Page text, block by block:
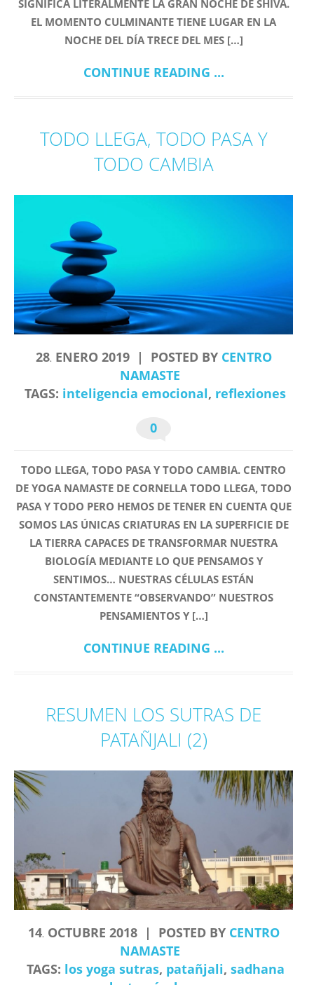
SIGNIFICA LITERALMENTE LA GRAN NOCHE DE SHIVA.
EL MOMENTO CULMINANTE TIENE LUGAR EN LA
NOCHE DEL DÍA TRECE DEL MES […]
CONTINUE READING ...
TODO LLEGA, TODO PASA Y
TODO CAMBIA
28. ENERO 2019 POSTED BY CENTRO
NAMASTE
TAGS: inteligencia emocional, reflexiones
0
TODO LLEGA, TODO PASA Y TODO CAMBIA. CENTRO
DE YOGA NAMASTE DE CORNELLA TODO LLEGA, TODO
PASA Y TODO PERO HEMOS DE TENER EN CUENTA QUE
SOMOS LAS ÚNICAS CRIATURAS EN LA SUPERFICIE DE
LA TIERRA CAPACES DE TRANSFORMAR NUESTRA
BIOLOGÍA MEDIANTE LO QUE PENSAMOS Y
SENTIMOS… NUESTRAS CÉLULAS ESTÁN
CONSTANTEMENTE “OBSERVANDO” NUESTROS
PENSAMIENTOS Y […]
CONTINUE READING ...
RESUMEN LOS SUTRAS DE
PATAÑJALI (2)
14. OCTUBRE 2018 POSTED BY CENTRO
NAMASTE
TAGS: los yoga sutras, patañjali, sadhana